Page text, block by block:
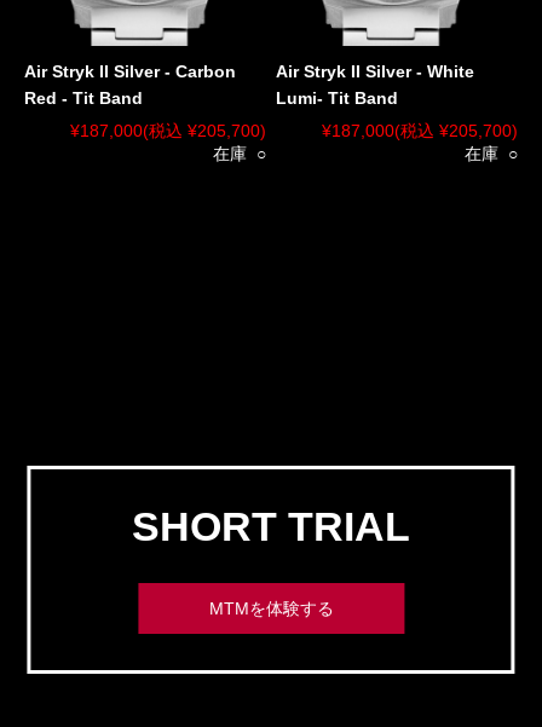
Air Stryk II Silver - Carbon
Red - Tit Band
¥187,000(税込 ¥205,700)
在庫 ○
Air Stryk II Silver - White
Lumi- Tit Band
¥187,000(税込 ¥205,700)
在庫 ○
SHORT TRIAL
MTMを体験する